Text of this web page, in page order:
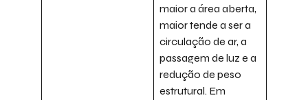
maior a área aberta,
maior tende a ser a
circulação de ar, a
passagem de luz e a
redução de peso
estrutural. Em